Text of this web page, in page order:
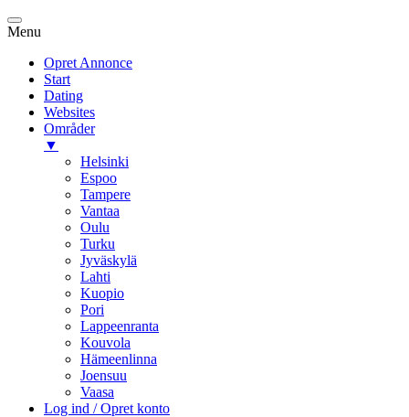
Menu
Opret Annonce
Start
Dating
Websites
Områder
▼
Helsinki
Espoo
Tampere
Vantaa
Oulu
Turku
Jyväskylä
Lahti
Kuopio
Pori
Lappeenranta
Kouvola
Hämeenlinna
Joensuu
Vaasa
Log ind / Opret konto